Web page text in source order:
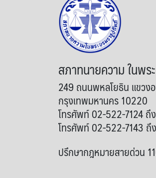
สภาทนายความ ในพ
249 ถนนพหลโยธิน แขวง
กรุงเทพมหานคร 10220
โทรศัพท์ 02-522-7124 ถึ
โทรศัพท์ 02-522-7143 ถึ
ปรึกษากฎหมายสายด่วน